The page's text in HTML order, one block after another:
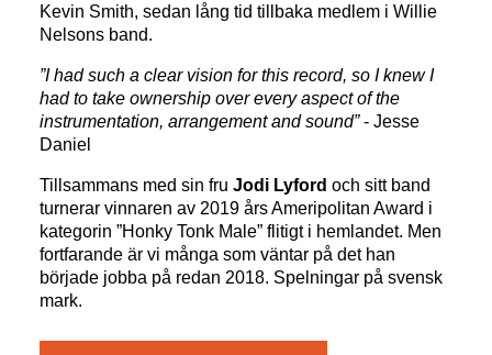
Kevin Smith, sedan lång tid tillbaka medlem i Willie
Nelsons band.
”I had such a clear vision for this record, so I knew I
had to take ownership over every aspect of the
instrumentation, arrangement and sound”- Jesse
Daniel
Tillsammans med sin fruJodi Lyford och sitt band
turnerar vinnaren av 2019 års Ameripolitan Award i
kategorin ”Honky Tonk Male” flitigt i hemlandet. Men
fortfarande är vi många som väntar på det han
började jobba på redan 2018. Spelningar på svensk
mark.